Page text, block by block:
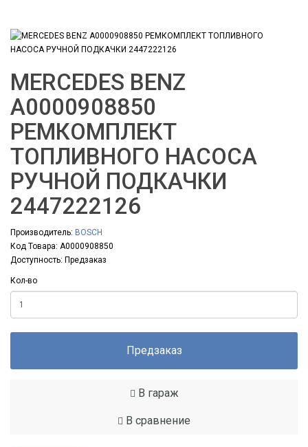
MERCEDES BENZ
A0000908850
РЕМКОМПЛЕКТ
ТОПЛИВНОГО НАСОСА
РУЧНОЙ ПОДКАЧКИ
2447222126
Производитель: BOSCH
Код Товара: A0000908850
Доступность: Предзаказ
Кол-во
Предзаказ
В гараж
В сравнение